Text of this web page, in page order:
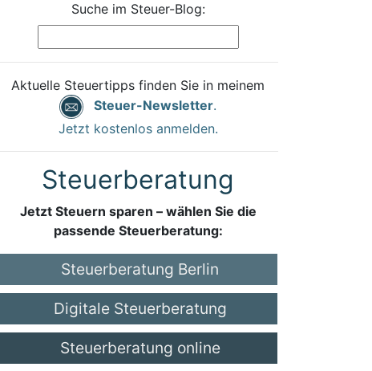
Suche im Steuer-Blog:
Aktuelle Steuertipps finden Sie in meinem
Steuer-Newsletter.
Jetzt kostenlos anmelden.
Steuerberatung
Jetzt Steuern sparen – wählen Sie die
passende Steuerberatung:
Steuerberatung Berlin
Digitale Steuerberatung
Steuerberatung online